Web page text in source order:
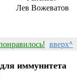
Лев Вожеватов
вверх^
иммунитета